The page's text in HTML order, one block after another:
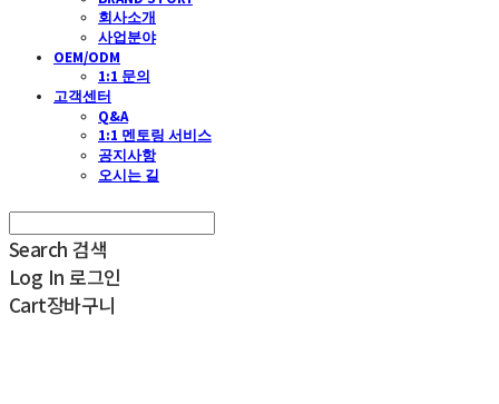
회사소개
사업분야
OEM/ODM
1:1 문의
고객센터
Q&A
1:1 멘토링 서비스
공지사항
오시는 길
Search 검색
Log In 로그인
Cart장바구니